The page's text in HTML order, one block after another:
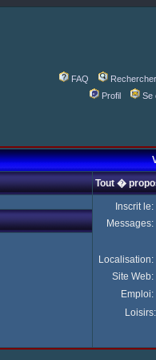
FAQ Rechercher
Profil
Se
Tout �
Inscrit le:
Messages:
Localisation:
Site Web:
Emploi:
Loisirs: